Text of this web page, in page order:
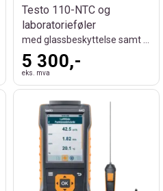
Testo 110-NTC og
laboratorieføler
med glassbeskyttelse samt PT 100 sensor
5 300,-
eks. mva